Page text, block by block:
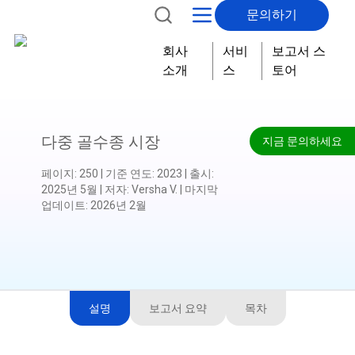
문의하기
회사
소개
서비
스
보고서 스
토어
지금 문의하세요
다중 골수종 시장
페이지: 250 기준 연도: 2023 출시:
2025년 5월
저자: Versha V.
마지막
업데이트: 2026년 2월
설명 보고서 요약 목차